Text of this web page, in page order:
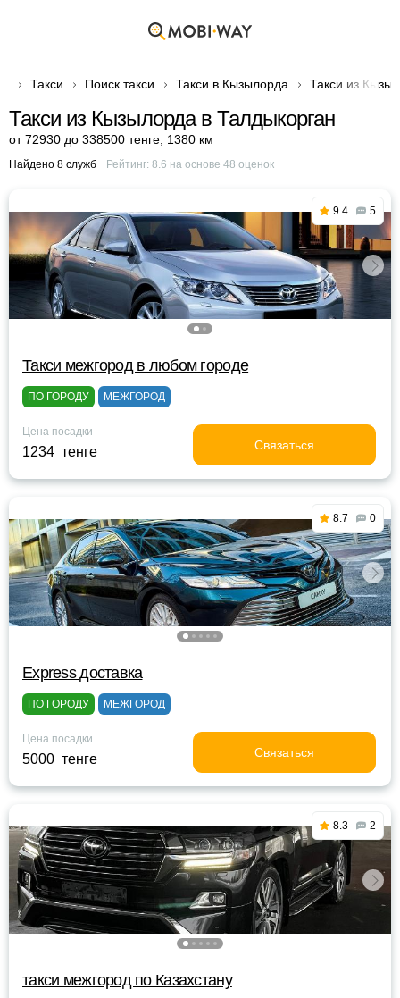
Такси Поиск такси Такси в Кызылорда Такси из
Такси из Кызылорда в Талдыкорган
от 72930 до 338500 тенге 1380 км
Найдено 8 служб Рейтинг: 8.6 на основе 48 оценок
9.4 5
Такси межгород в любом городе
ПО ГОРОДУ МЕЖГОРОД
Цена посадки
1234 тенге Связаться
8.7 0
Express доставка
ПО ГОРОДУ МЕЖГОРОД
Цена посадки
5000 тенге Связаться
8.3 2
такси межгород по Казахстану